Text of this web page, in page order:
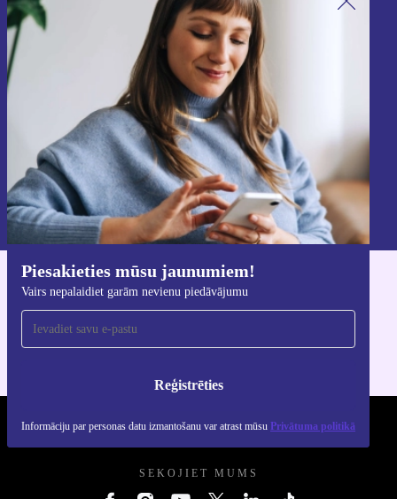
Piesakieties mūsu jaunumiem!
Vairs nepalaidiet garām nevienu piedāvājumu
Reģistrēties
Informāciju par personas datu izmantošanu var atrast mūsu Privātuma politikā
Piesakieties mūsu jaunumu
saņemšanai!
Nekad vairs nepalaidiet garām nevienu
piedāvājumu.
Reģistrēties
Informāciju par personas datu izmantošanu varat atrast mūsu
Privātuma politikā.
Lejupielādējiet refurbed lietotni
iOS un Android ierīcēm
REFURBED - RETHINK NEW.
SEKOJIET MUMS